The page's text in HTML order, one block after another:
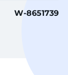
W-8651739